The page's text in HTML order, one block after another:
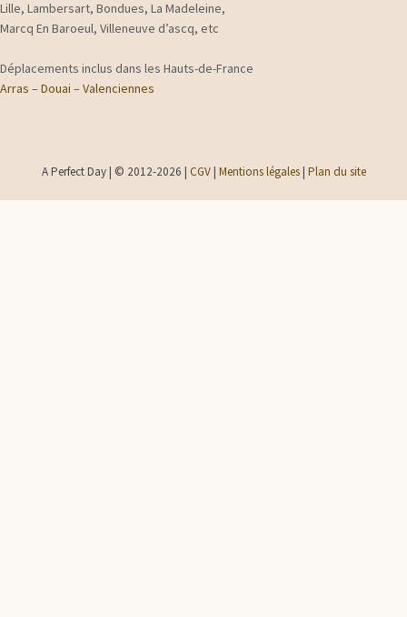
Lille, Lambersart, Bondues, La Madeleine,
Marcq En Baroeul, Villeneuve d’ascq, etc
Déplacements inclus dans les Hauts-de-France
Arras –Douai –Valenciennes
A Perfect Day | © 2012-2026 | CGV| Mentions légales| Plan du site